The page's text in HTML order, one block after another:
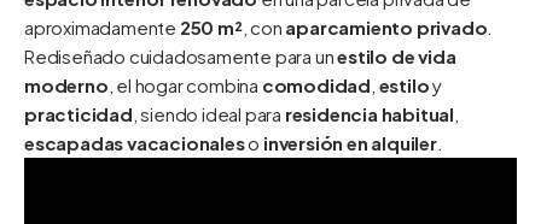
aproximadamente 250 m², con aparcamiento privado
Rediseñado cuidadosamente para unestilo de vida
moderno , el hogar combina comodidad estiloy
practicidad , siendo ideal para residencia habitual
escapadas vacacionaleso inversión en alquiler.